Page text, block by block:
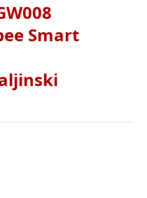
Smart